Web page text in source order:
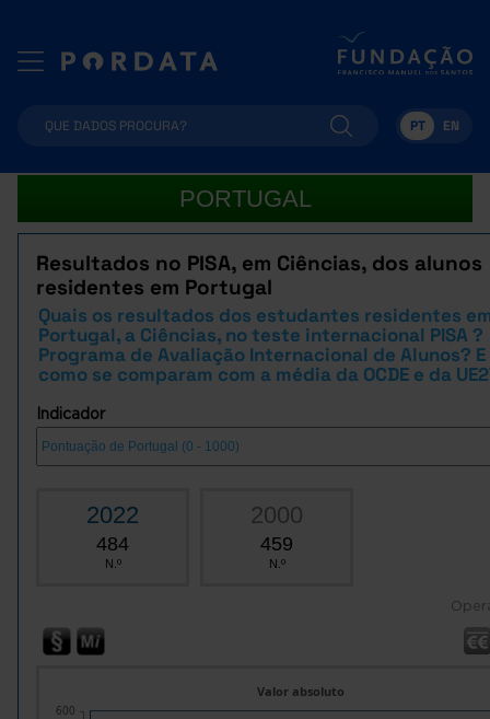
PT EN
PORTUGAL
Resultados no PISA, em Ciências, dos alunos
residentes em Portugal
Quais os resultados dos estudantes residentes
Portugal, a Ciências, no teste internacional PISA ?
Programa de Avaliação Internacional de Alunos? E
como se comparam com a média da OCDE e da
Indicador
2022
484
N.º
2000
459
N.º
Valor absoluto
600